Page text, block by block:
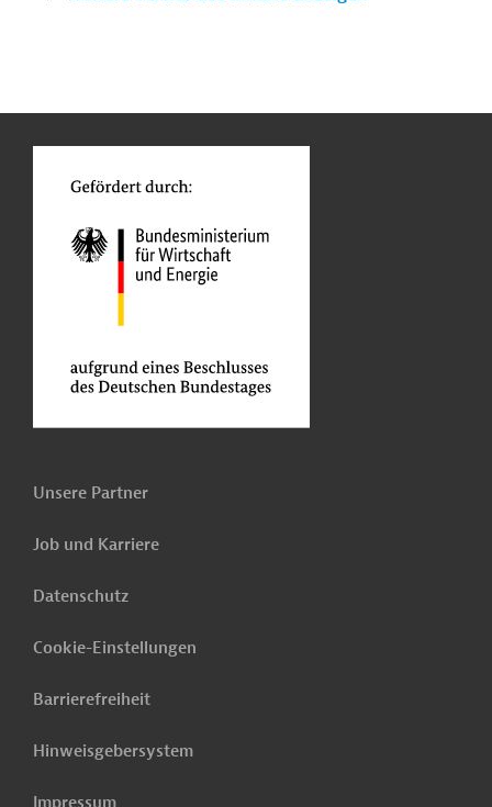
Unsere Partner
Job und Karriere
Datenschutz
Cookie-Einstellungen
Barrierefreiheit
Hinweisgebersystem